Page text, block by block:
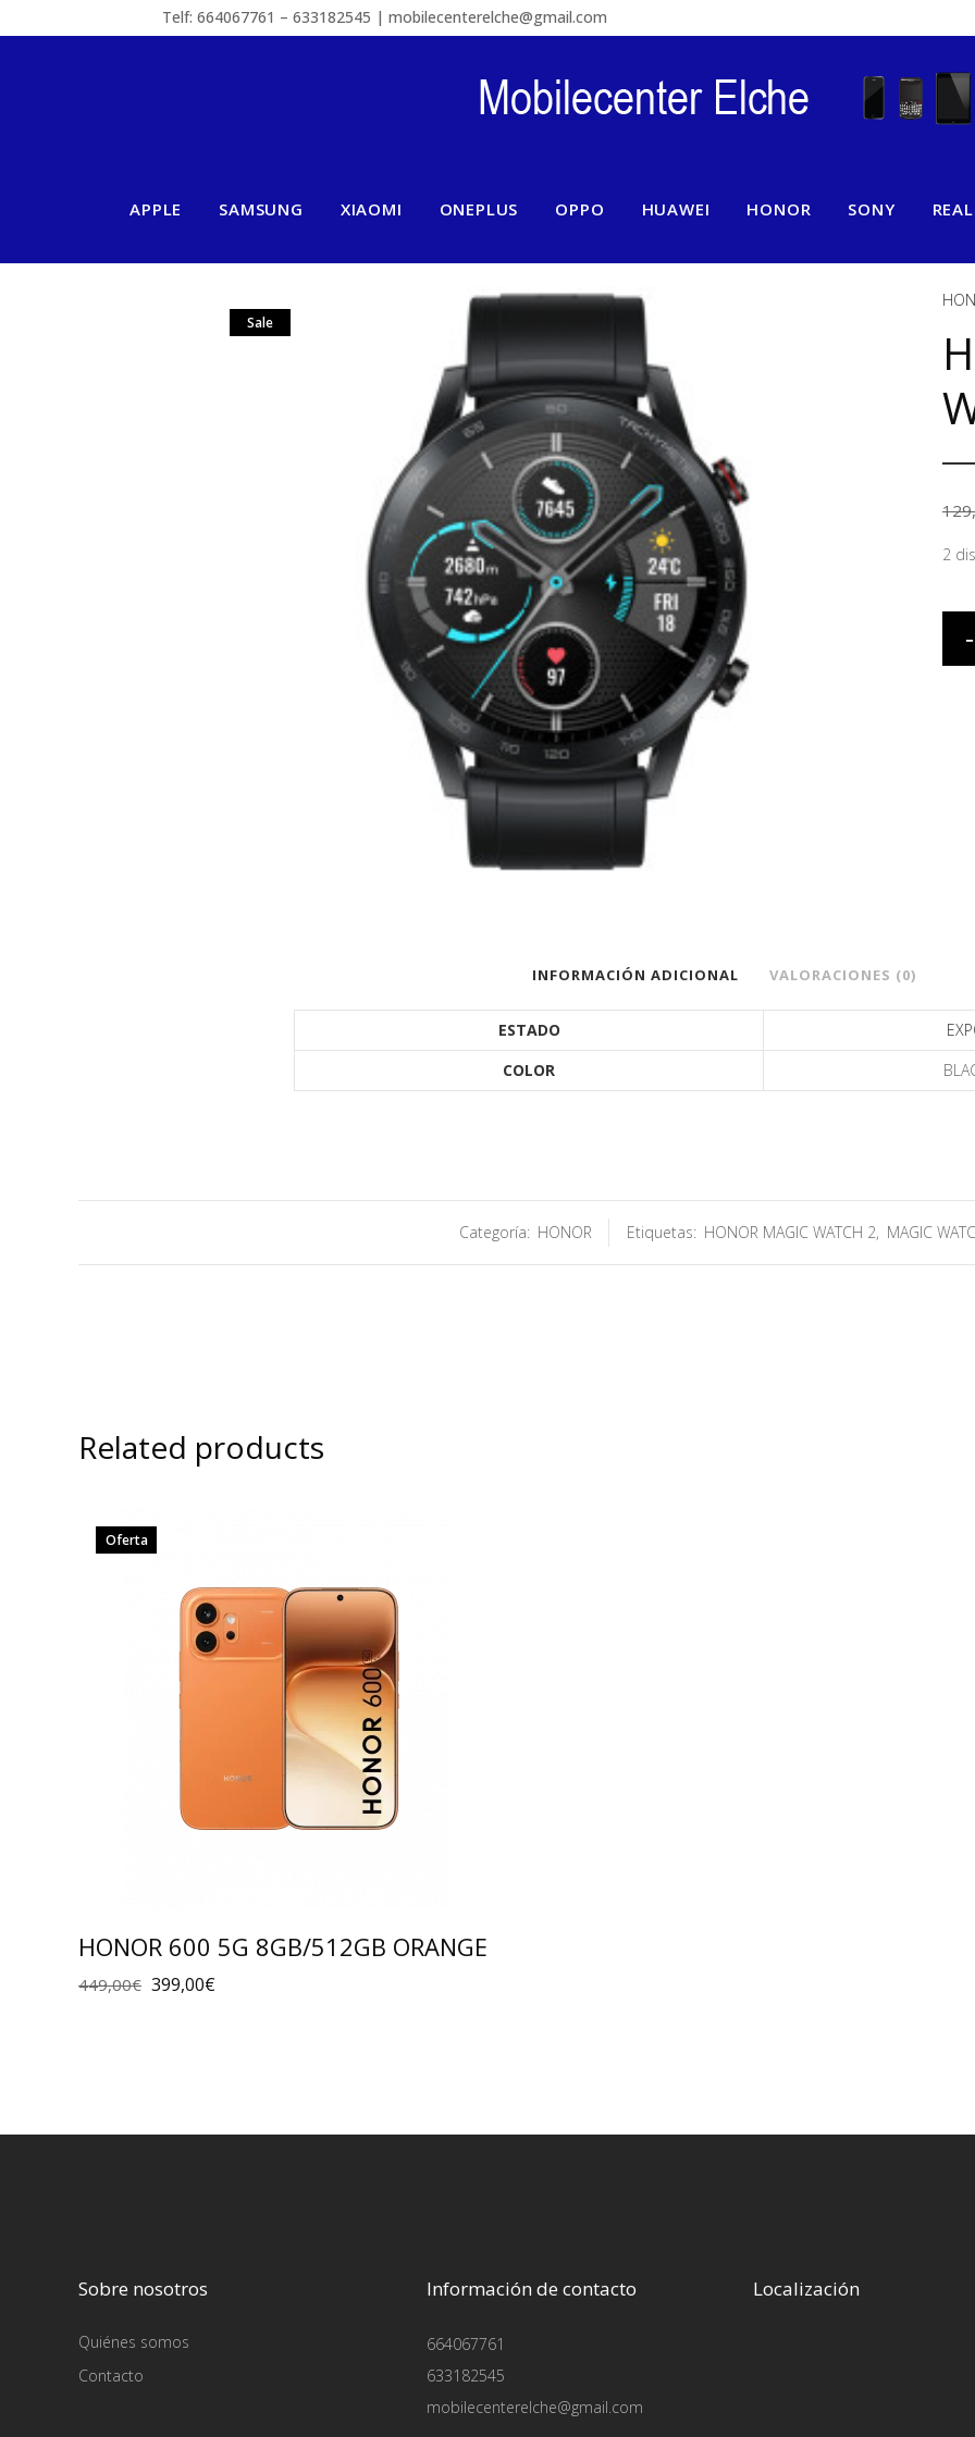
Telf: 664067761 – 633182545 | mobilecenterelche@gmail.com
APPLE SAMSUNG XIAOMI ONEPLUS OPPO HUAWEI HONOR SONY
Sale
2
INFORMACIÓN ADICIONAL VALORACIONES (0)
ESTADO
COLOR
Categoría: HONOR Etiquetas: HONOR MAGIC WATCH 2, MAGIC
Related products
Oferta
HONOR 600 5G 8GB/512GB ORANGE
449,00€ 399,00€
Sobre nosotros
Quiénes somos
Contacto
Información de contacto
664067761
633182545
mobilecenterelche@gmail.com
Localización